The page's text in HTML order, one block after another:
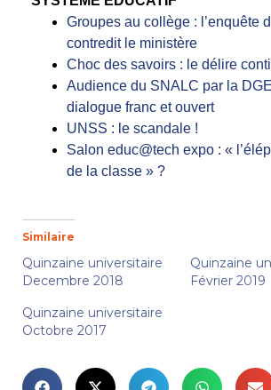
Groupes au collège : l’enquête
contredit le ministère
Choc des savoirs : le délire
Audience du SNALC par la
dialogue franc et ouvert
UNSS : le scandale !
Salon educ@tech expo : «
de la classe » ?
Similaire
Quinzaine universitaire
Decembre 2018
Quinzaine
Février 2019
Quinzaine universitaire
Octobre 2017